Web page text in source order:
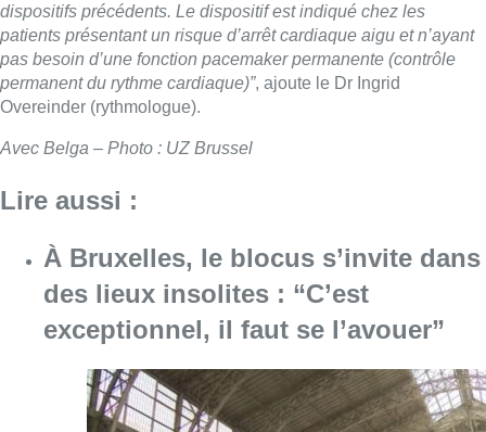
dispositifs précédents. Le dispositif est indiqué chez les
patients présentant un risque d’arrêt cardiaque aigu et n’ayant
pas besoin d’une fonction pacemaker permanente (contrôle
permanent du rythme cardiaque)”, ajoute le Dr Ingrid
Overeinder (rythmologue).
Avec Belga – Photo : UZ Brussel
Lire aussi :
À Bruxelles, le blocus s’invite dans
des lieux insolites : “C’est
exceptionnel, il faut se l’avouer”